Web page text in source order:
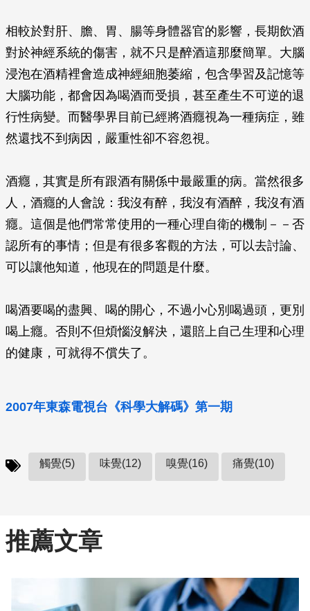
相較於對肝、膽、胃、腸等身體器官的影響，長期飲酒
對於神經系統的傷害，就不只是醉酒這那麼簡單。大腦
浸泡在酒精裡會造成神經細胞萎縮，包含學習及記憶等
大腦功能，都會因為喝酒而受損，甚至產生不可逆的退
行性病變。而醫學界目前已經將酒癮視為一種病症，雖
然還找不到病因，嚴重性卻不容忽視。
酒癮，其實是所有跟酒有關係中最嚴重的病。當然很多
人，酒癮的人會說：我沒有醉，我沒有酒醉，我沒有酒
癮。這個是他們常常使用的一種心理自衛的機制－－否
認所有的事情；但是有很多客觀的方法，可以去討論、
可以讓他知道，他現在的問題是什麼。
喝酒要喝的盡興、喝的開心，不過小心別喝過頭，更別
喝上癮。否則不但煩惱沒解決，還賠上自己生理和心理
的健康，可就得不償失了。
2007年東森電視台《科學大解碼》第一期
觸覺(5) 味覺(12) 嗅覺(16) 痛覺(10)
推薦文章